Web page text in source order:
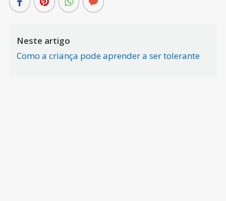
Neste artigo
Como a criança pode aprender a ser tolerante